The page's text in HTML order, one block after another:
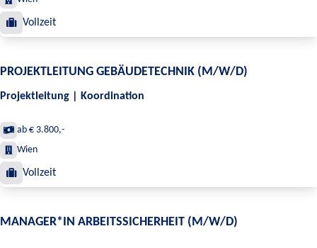
Vollzeit
PROJEKTLEITUNG GEBÄUDETECHNIK (M/W/D)
Projektleitung | Koordination
ab € 3.800,-
Wien
Vollzeit
MANAGER*IN ARBEITSSICHERHEIT (M/W/D)